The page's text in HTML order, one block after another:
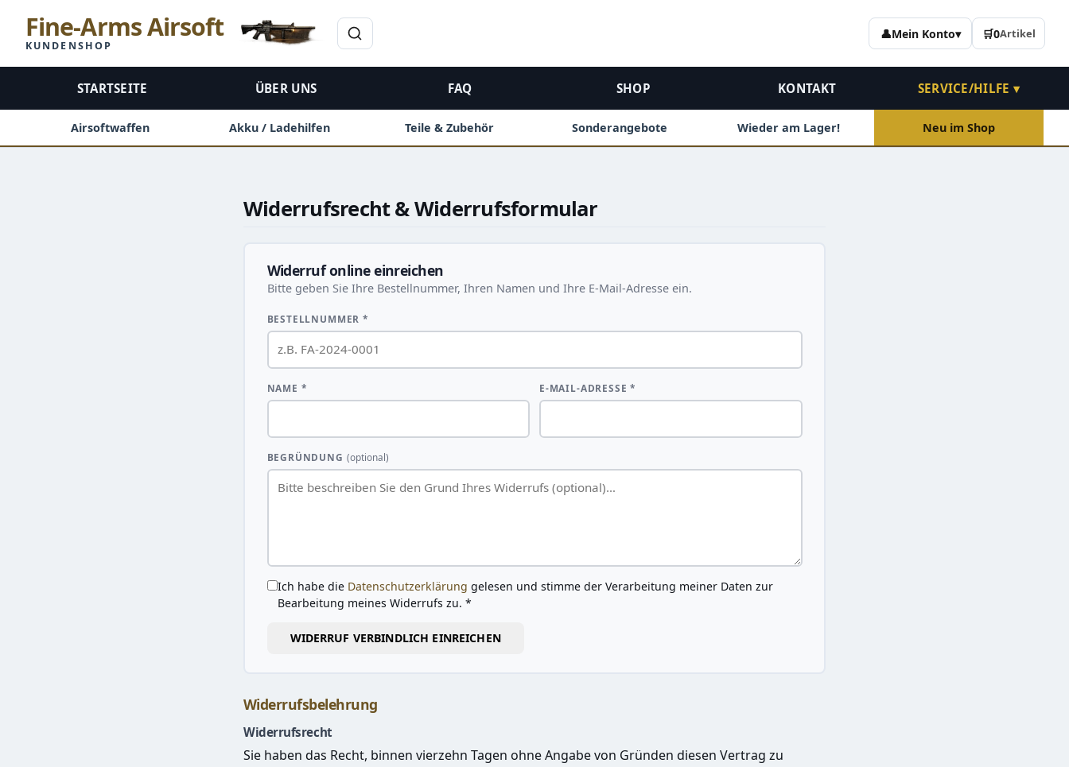
Fine-Arms Airsoft
KUNDENSHOP
👤Mein Konto▾ 🛒0Artikel
STARTSEITE ÜBER UNS FAQ SHOP KONTAKT SERVICE/HILFE ▾
Airsoftwaffen Akku / Ladehilfen Teile & Zubehör Sonderangebote Wieder am Lager! Neu im Shop
Widerrufsrecht & Widerrufsformular
Widerruf online einreichen
Bitte geben Sie Ihre Bestellnummer, Ihren Namen und Ihre E-Mail-Adresse ein.
BESTELLNUMMER *
NAME * E-MAIL-ADRESSE *
BEGRÜNDUNG (optional)
Ich habe die Datenschutzerklärung gelesen und stimme der Verarbeitung meiner Daten zur
Bearbeitung meines Widerrufs zu. *
WIDERRUF VERBINDLICH EINREICHEN
Widerrufsbelehrung
Widerrufsrecht
Sie haben das Recht, binnen vierzehn Tagen ohne Angabe von Gründen diesen Vertrag zu